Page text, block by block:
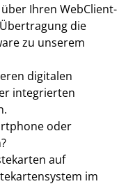
Ihren WebClient-
die
zu unserem
digitalen
integrierten
oder
auf
im